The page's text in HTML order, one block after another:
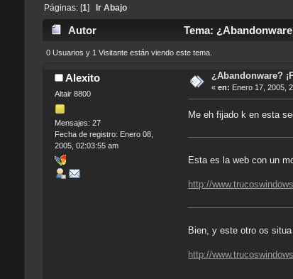
Páginas: [ 1 Ir Abajo
Autor Tema:
0 Usuarios y 1 Visitante están viendo este tema.
Alexito
Altair 8800
Mensajes: 27
Fecha de registro: Enero 08,
2005, 02:03:55 am
¿Abandonware?
« en: Enero 17, 2005,
Me eh fijado k en esta
Esta es la web con un
http://
Bien, y este otro os
http://